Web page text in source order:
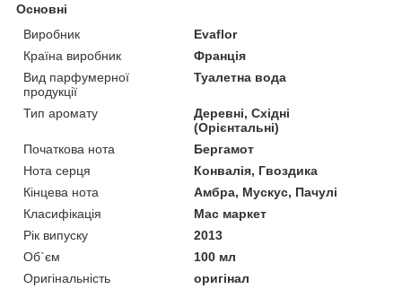
Основні
Виробник
Evaflor
Країна виробник
Франція
Вид парфумерної
продукції
Туалетна вода
Тип аромату
Деревні, Східні
(Орієнтальні)
Початкова нота
Бергамот
Нота серця
Конвалія, Гвоздика
Кінцева нота
Амбра, Мускус, Пачулі
Класифікація
Мас маркет
Рік випуску
2013
Об`єм
100 мл
Оригінальність
оригінал